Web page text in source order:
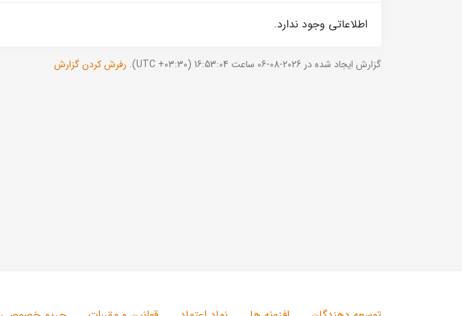
اطلاعاتی وجود ندارد.
گزارش ایجاد شده در 2026-08-06 ساعت 16:53:04 (UTC +03:30). رفرش کردن گزارش